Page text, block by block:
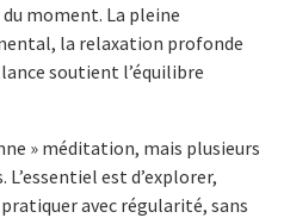
moment. La pleine
la relaxation profonde
soutient l’équilibre
» méditation, mais plusieurs
est d’explorer,
avec régularité, sans